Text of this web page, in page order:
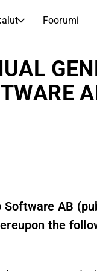
Foorumi
Yhtiöt
Inspiraatiota
Analyysikoulu
AB
the